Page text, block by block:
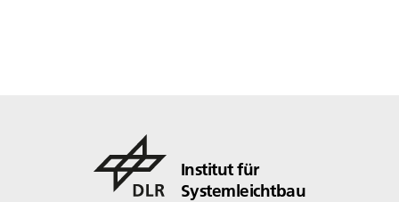
Institut für
Systemleichtbau